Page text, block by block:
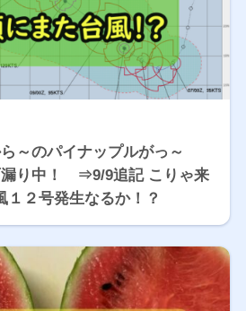
～のパイナップルがっ～
り中！ ⇒9/9追記 こりゃ来
１２号発生なるか！？